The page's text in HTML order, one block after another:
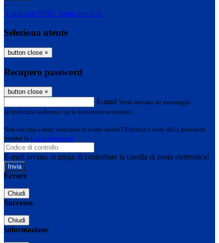
-
Entra con SPID Entra con CIE
Seleziona utente
button close ×
Recupero password
button close ×
E-mail Verrà inviato un messaggio
all'indirizzo indicato con le istruzioni necessarie.
Non hai una e-mail associata al nome utente? Effettua il reset della password
tramite la Login Spaggiari
E-mail inviata, si prega di controllare la casella di posta elettronica!
Errore
Chiudi
Successo
Chiudi
Informazione